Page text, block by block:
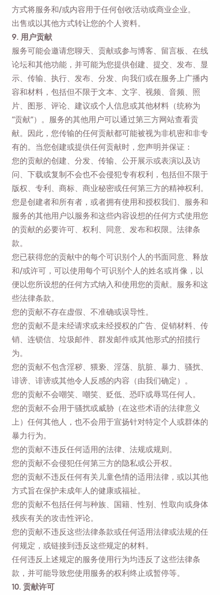
方式将服务和/或内容用于任何创收活动或商业企业。
出售或以其他方式转让您的个人资料。
9. 用户贡献
服务可能会邀请您聊天、贡献或参与博客、留言板、在线
论坛和其他功能，并可能为您提供创建、提交、发布、显
示、传输、执行、发布、分发、向我们或在服务上广播内
容和材料，包括但不限于文本、文字、视频、音频、照
片、图形、评论、建议或个人信息或其他材料（统称为
“贡献”）。服务的其他用户可以通过第三方网站查看贡
献。因此，您传输的任何贡献都可能被视为非机密和非专
有的。当您创建或提供任何贡献时，您声明并保证：
您的贡献的创建、分发、传输、公开展示或表演以及访
问、下载或复制不会也不会侵犯专有权利，包括但不限于
版权、专利、商标、商业秘密或任何第三方的精神权利。
您是创建者和所有者，或者拥有使用和授权我们、服务和
服务的其他用户以服务和这些内容设想的任何方式使用您
的贡献的必要许可、权利、同意、发布和权限。法律条
款。
您已获得您的贡献中的每个可识别个人的书面同意、释放
和/或许可，可以使用每个可识别个人的姓名或肖像，以
便以您所设想的任何方式纳入和使用您的贡献。服务和这
些法律条款。
您的贡献不存在虚假、不准确或误导性。
您的贡献不是未经请求或未经授权的广告、促销材料、传
销、连锁信、垃圾邮件、群发邮件或其他形式的招揽行
为。
您的贡献不包含淫秽、猥亵、淫荡、肮脏、暴力、骚扰、
诽谤、诽谤或其他令人反感的内容（由我们确定）。
您的贡献不会嘲笑、嘲笑、贬低、恐吓或辱骂任何人。
您的贡献不会用于骚扰或威胁（在这些术语的法律意义
上）任何其他人，也不会用于宣扬针对特定个人或群体的
暴力行为。
您的贡献不违反任何适用的法律、法规或规则。
您的贡献不会侵犯任何第三方的隐私或公开权。
您的贡献不违反任何有关儿童色情的适用法律，或以其他
方式旨在保护未成年人的健康或福祉。
您的贡献不包括任何与种族、国籍、性别、性取向或身体
残疾有关的攻击性评论。
您的贡献不违反这些法律条款或任何适用法律或法规的任
何规定，或链接到违反这些规定的材料。
任何违反上述规定的服务使用行为均违反了这些法律条
款，并可能导致您使用服务的权利终止或暂停等。
10. 贡献许可